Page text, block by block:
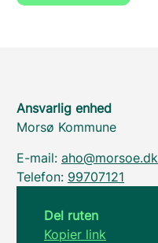
Ansvarlig enhed
Morsø Kommune
E-mail: aho@morsoe.dk
Telefon: 99707121
Del ruten
Kopier link